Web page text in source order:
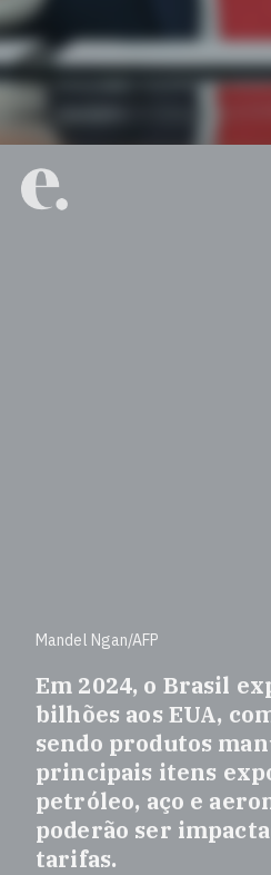
Mandel Ngan/AFP
Em 2024, o Brasil
bilhões aos EUA,
sendo produtos
principais itens
petróleo, aço e
poderão ser
tarifas.